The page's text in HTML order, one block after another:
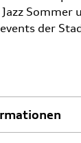
Sommer
der